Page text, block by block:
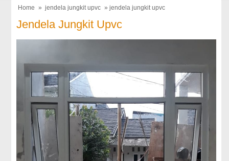
Home » jendela jungkit upvc » jendela jungkit upvc
Jendela Jungkit Upvc